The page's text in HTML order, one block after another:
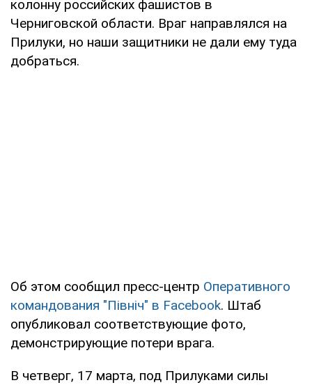
колонну российских фашистов в
Черниговской области. Враг направлялся на
Прилуки, но наши защитники не дали ему туда
добраться.
Об этом сообщил пресс-центр Оперативного
командования "Північ" в Facebook. Штаб
опубликовал соответствующие фото,
демонстрирующие потери врага.
В четверг, 17 марта, под Прилуками силы